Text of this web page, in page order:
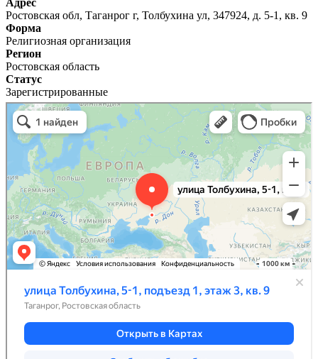
Ростовская обл, Таганрог г, Толбухина ул, 347924, д. 5-1, кв. 9
Форма
Религиозная организация
Регион
Ростовская область
Статус
Зарегистрированные